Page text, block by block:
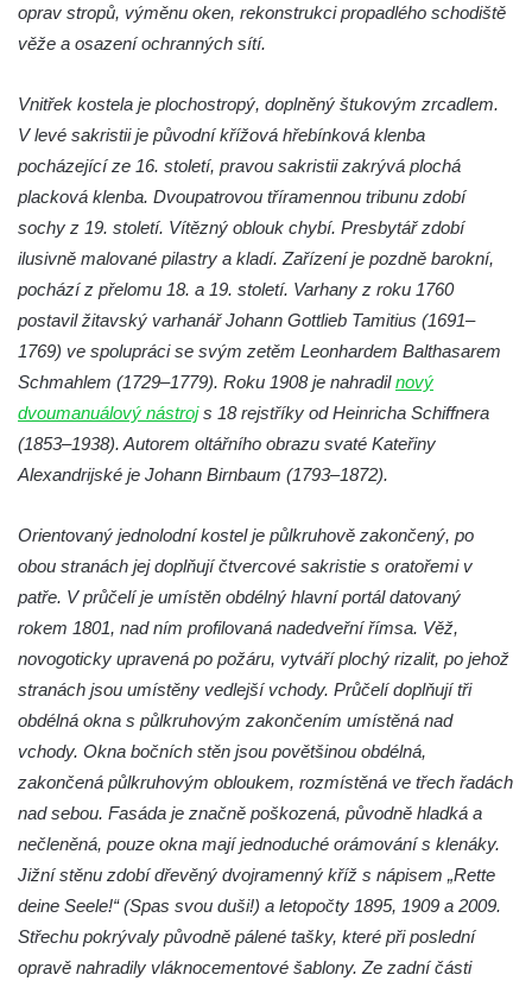
Cedronu
Křížová cesta Římov – IX. kaple – U
Křížová cesta Římov – VIII. kaple – Kristus
Křížová cesta Římov – VII. kaple – Políbení
Jidášovo
Křížová cesta Římov – VI. kaple – Olivetská
hora (Getsemanská zahrada)
Křížová cesta Římov – V. kaple – Smutná
duše
Křížová cesta Římov – IV. kaple – Pustá ves
večeře Páně
Křížová cesta Římov – I. kaple – Loučení
Ježíše s Pannou Marií
Márnice na hřbitově v Římově
Kaple v Horním Třeboníně
Kaple mezi Dolním Třebonínem a Horním
Třebonínem
Kaple v severní části Dolního Třebonína
Márnice na hřbitově v Rybniště
Kaple u kostela svatého Jiljí v Lužci nad
Vltavou
oprav stropů, výměnu oken, rekonstrukci propadlého schodiště
věže a osazení ochranných sítí.
Vnitřek kostela je plochostropý, doplněný štukovým zrcadlem.
V levé sakristii je původní křížová hřebínková klenba
pocházející ze 16. století, pravou sakristii zakrývá plochá
placková klenba. Dvoupatrovou tříramennou tribunu zdobí
sochy z 19. století. Vítězný oblouk chybí. Presbytář zdobí
ilusivně malované pilastry a kladí. Zařízení je pozdně barokní,
pochází z přelomu 18. a 19. století. Varhany z roku 1760
postavil žitavský varhanář Johann Gottlieb Tamitius (1691–
1769) ve spolupráci se svým zetěm Leonhardem Balthasarem
Schmahlem (1729–1779). Roku 1908 je nahradilnový
dvoumanuálový nástrojs 18 rejstříky od Heinricha Schiffnera
(1853–1938). Autorem oltářního obrazu svaté Kateřiny
Alexandrijské je Johann Birnbaum (1793–1872).
Orientovaný jednolodní kostel je půlkruhově zakončený, po
obou stranách jej doplňují čtvercové sakristie s oratořemi v
patře. V průčelí je umístěn obdélný hlavní portál datovaný
rokem 1801, nad ním profilovaná nadedveřní římsa. Věž,
novogoticky upravená po požáru, vytváří plochý rizalit, po jehož
stranách jsou umístěny vedlejší vchody. Průčelí doplňují tři
obdélná okna s půlkruhovým zakončením umístěná nad
vchody. Okna bočních stěn jsou povětšinou obdélná,
zakončená půlkruhovým obloukem, rozmístěná ve třech řadách
nad sebou. Fasáda je značně poškozená, původně hladká a
nečleněná, pouze okna mají jednoduché orámování s klenáky.
Jižní stěnu zdobí dřevěný dvojramenný kříž s nápisem „Rette
deine Seele!“ (Spas svou duši!) a letopočty 1895, 1909 a 2009.
Střechu pokrývaly původně pálené tašky, které při poslední
opravě nahradily vláknocementové šablony. Ze zadní části